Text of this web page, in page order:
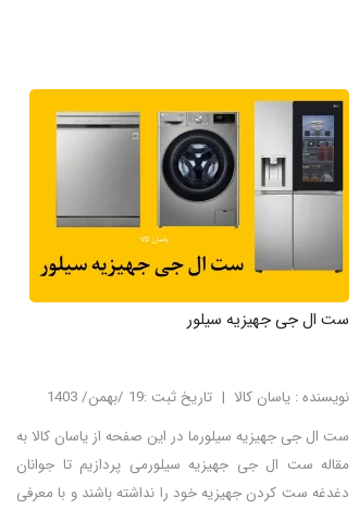
ست ال جی جهیزیه سیلور
نویسنده : یاسان کالا
تاریخ ثبت :19 /بهمن/ 1403
ست ال جی جهیزیه سیلورما در این صفحه از یاسان کالا به
مقاله ست ال جی جهیزیه سیلورمی پردازیم تا جوانان
دغدغه ست کردن جهیزیه خود را نداشته باشند و با معرفی